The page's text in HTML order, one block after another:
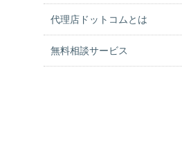
コスト削減・節税
補助金・助成金
代理店ドットコムとは
無料相談サービス